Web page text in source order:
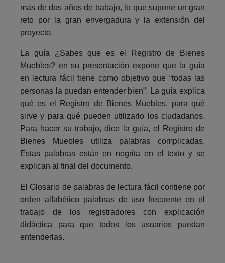
más de dos años de trabajo, lo que supone un gran
reto por la gran envergadura y la extensión del
proyecto.
La guía ¿Sabes que es el Registro de Bienes
Muebles? en su presentación expone que la guía
en lectura fácil tiene como objetivo que “todas las
personas la puedan entender bien”. La guía explica
qué es el Registro de Bienes Muebles, para qué
sirve y para qué pueden utilizarlo los ciudadanos.
Para hacer su trabajo, dice la guía, el Registro de
Bienes Muebles utiliza palabras complicadas.
Estas palabras están en negrita en el texto y se
explican al final del documento.
El Glosario de palabras de lectura fácil contiene por
orden alfabético palabras de uso frecuente en el
trabajo de los registradores con explicación
didáctica para que todos los usuarios puedan
entenderlas.